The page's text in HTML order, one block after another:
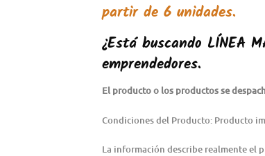
partir de 6 unidades.
¿Está buscando LÍNEA
emprendedores.
El producto o los productos se
Condiciones del Producto: Producto
La información describe realmente el